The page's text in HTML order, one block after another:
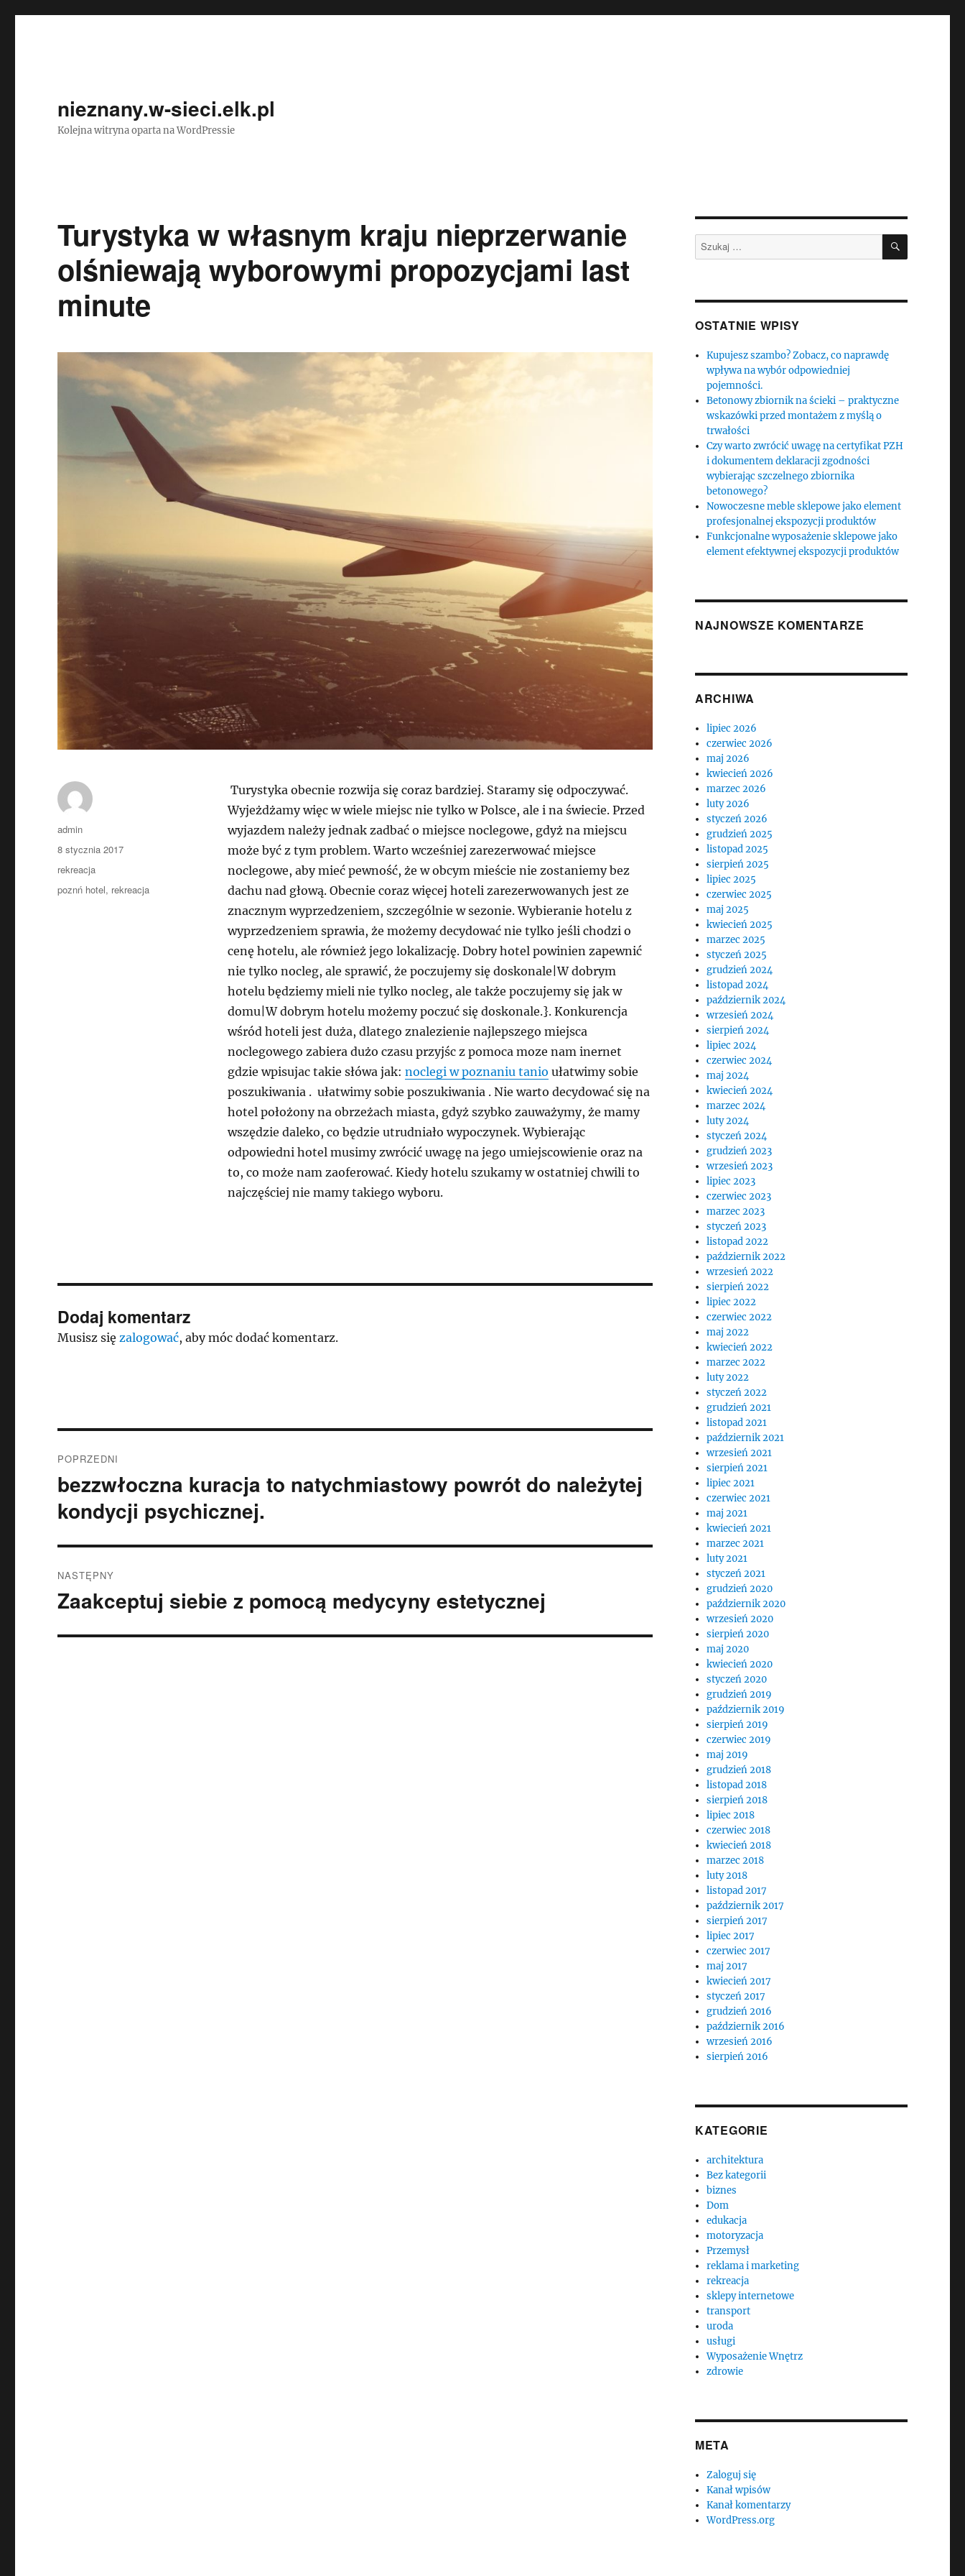
nieznany.w-sieci.elk.pl
Kolejna witryna oparta na WordPressie
Turystyka w własnym kraju nieprzerwanie
olśniewają wyborowymi propozycjami last
minute
Turystyka obecnie rozwija się coraz bardziej. Staramy się odpoczywać.
Wyjeżdżamy więc w wiele miejsc nie tylko w Polsce, ale i na świecie. Przed
wyjazdem należy jednak zadbać o miejsce noclegowe, gdyż na miejscu
może być z tym problem. Warto wcześniej zarezerwować miejsce
noclegowe, aby mieć pewność, że w obcym mieście nie zostaniemy bez
dachu nad głową. Obecnie coraz więcej hoteli zarezerwowanych jest ze
znacznym wyprzedzeniem, szczególnie w sezonie. Wybieranie hotelu z
wyprzedzeniem sprawia, że możemy decydować nie tylko jeśli chodzi o
cenę hotelu, ale również jego lokalizację. Dobry hotel powinien zapewnić
nie tylko nocleg, ale sprawić, że poczujemy się doskonale|W dobrym
hotelu będziemy mieli nie tylko nocleg, ale także poczujemy się jak w
domu|W dobrym hotelu możemy poczuć się doskonale.}. Konkurencja
wśród hoteli jest duża, dlatego znalezienie najlepszego miejsca
noclegowego zabiera dużo czasu przyjśc z pomoca moze nam inernet
gdzie wpisujac takie słówa jak: noclegi w poznaniu tanio ułatwimy sobie
poszukiwania . ułatwimy sobie poszukiwania . Nie warto decydować się na
hotel położony na obrzeżach miasta, gdyż szybko zauważymy, że mamy
wszędzie daleko, co będzie utrudniało wypoczynek. Wybierając
odpowiedni hotel musimy zwrócić uwagę na jego umiejscowienie oraz na
to, co może nam zaoferować. Kiedy hotelu szukamy w ostatniej chwili to
najczęściej nie mamy takiego wyboru.
Autor
admin
Data
publikacji
8 stycznia 2017
Kategorie
rekreacja
Tagi
poznń hotel, rekreacja
Dodaj komentarz
Musisz się zalogować, aby móc dodać komentarz.
wpisu
POPRZEDNI
Poprzedni
wpis:
bezzwłoczna kuracja to natychmiastowy powrót do należytej
kondycji psychicznej.
NASTĘPNY
Następny
Zaakceptuj siebie z pomocą medycyny estetycznej
Szukaj: SZUKAJ
OSTATNIE WPISY
Kupujesz szambo? Zobacz, co naprawdę
wpływa na wybór odpowiedniej
pojemności.
Betonowy zbiornik na ścieki – praktyczne
wskazówki przed montażem z myślą o
trwałości
Czy warto zwrócić uwagę na certyfikat PZH
i dokumentem deklaracji zgodności
wybierając szczelnego zbiornika
betonowego?
Nowoczesne meble sklepowe jako element
profesjonalnej ekspozycji produktów
Funkcjonalne wyposażenie sklepowe jako
element efektywnej ekspozycji produktów
NAJNOWSZE KOMENTARZE
ARCHIWA
lipiec 2026
czerwiec 2026
maj 2026
kwiecień 2026
marzec 2026
luty 2026
styczeń 2026
grudzień 2025
listopad 2025
sierpień 2025
lipiec 2025
czerwiec 2025
maj 2025
kwiecień 2025
marzec 2025
styczeń 2025
grudzień 2024
listopad 2024
październik 2024
wrzesień 2024
sierpień 2024
lipiec 2024
czerwiec 2024
maj 2024
kwiecień 2024
marzec 2024
luty 2024
styczeń 2024
grudzień 2023
wrzesień 2023
lipiec 2023
czerwiec 2023
marzec 2023
styczeń 2023
listopad 2022
październik 2022
wrzesień 2022
sierpień 2022
lipiec 2022
czerwiec 2022
maj 2022
kwiecień 2022
marzec 2022
luty 2022
styczeń 2022
grudzień 2021
listopad 2021
październik 2021
wrzesień 2021
sierpień 2021
lipiec 2021
czerwiec 2021
maj 2021
kwiecień 2021
marzec 2021
luty 2021
styczeń 2021
grudzień 2020
październik 2020
wrzesień 2020
sierpień 2020
maj 2020
kwiecień 2020
styczeń 2020
grudzień 2019
październik 2019
sierpień 2019
czerwiec 2019
maj 2019
grudzień 2018
listopad 2018
sierpień 2018
lipiec 2018
czerwiec 2018
kwiecień 2018
marzec 2018
luty 2018
listopad 2017
październik 2017
sierpień 2017
lipiec 2017
czerwiec 2017
maj 2017
kwiecień 2017
styczeń 2017
grudzień 2016
październik 2016
wrzesień 2016
sierpień 2016
KATEGORIE
architektura
Bez kategorii
biznes
Dom
edukacja
motoryzacja
Przemysł
reklama i marketing
rekreacja
sklepy internetowe
transport
uroda
usługi
Wyposażenie Wnętrz
zdrowie
META
Zaloguj się
Kanał wpisów
Kanał komentarzy
WordPress.org